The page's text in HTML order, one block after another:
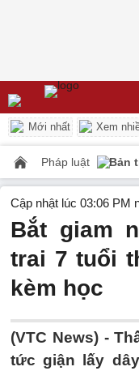
Mới nhất Xem
Pháp luật Bản
Cập nhật lúc 03:06 PM
Bắt giam
trai 7 tuổi
kèm học
(VTC News) -
tức giận lấy